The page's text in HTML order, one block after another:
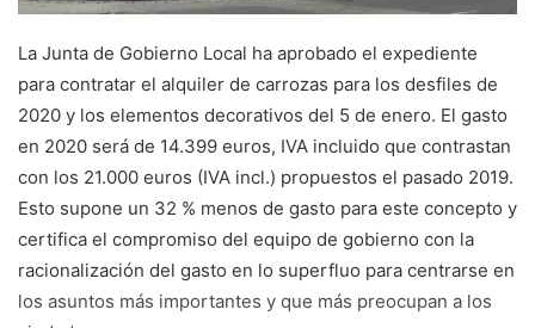
La Junta de Gobierno Local ha aprobado el expediente
para contratar el alquiler de carrozas para los desfiles de
2020 y los elementos decorativos del 5 de enero. El gasto
en 2020 será de 14.399 euros, IVA incluido que contrastan
con los 21.000 euros (IVA incl.) propuestos el pasado 2019.
Esto supone un 32 % menos de gasto para este concepto y
certifica el compromiso del equipo de gobierno con la
racionalización del gasto en lo superfluo para centrarse en
los asuntos más importantes y que más preocupan a los